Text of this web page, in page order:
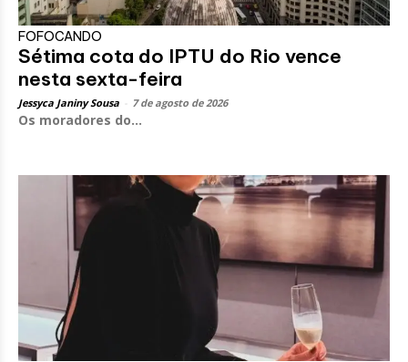
FOFOCANDO
Sétima cota do IPTU do Rio vence
nesta sexta-feira
Jessyca Janiny Sousa 7 de agosto de 2026
Os moradores do...